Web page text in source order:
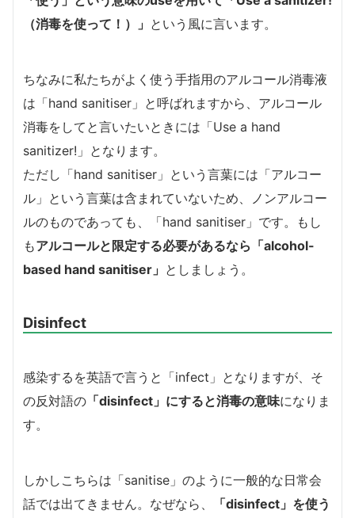
（消毒を使って！）」 という風に言います。
ちなみに私たちがよく使う手指用のアルコール消毒液
は「hand sanitiser」と呼ばれますから、アルコール
消毒をしてと言いたいときには「Use a hand
sanitizer!」となります。
ただし「hand sanitiser」という言葉には「アルコー
ル」という言葉は含まれていないため、ノンアルコー
ルのものであっても、「hand sanitiser」です。もし
もアルコールと限定する必要があるなら「alcohol-
based hand sanitiser」 としましょう。
Disinfect
感染するを英語で言うと「infect」となりますが、そ
の反対語の 「disinfect」にすると消毒の意味になりま
す。
しかしこちらは「sanitise」のように一般的な日常会
話では出てきません。なぜなら、
「disinfect」を使う